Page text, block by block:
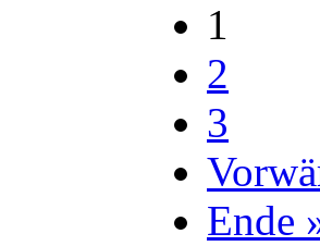
1
2
3
Ende